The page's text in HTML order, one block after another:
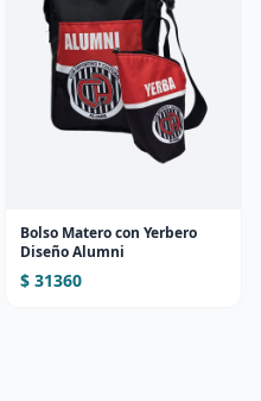
Bolso Matero con Yerbero
Diseño Alumni
$ 31360